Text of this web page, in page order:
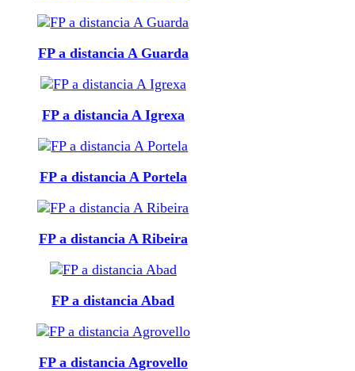
FP a distancia A Guarda
FP a distancia A Igrexa
FP a distancia A Portela
FP a distancia A Ribeira
FP a distancia Abad
FP a distancia Agrovello